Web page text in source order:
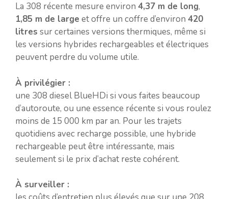
La 308 récente mesure environ 4,37 m de long,
1,85 m de large et offre un coffre d’environ 420
litres sur certaines versions thermiques, même si
les versions hybrides rechargeables et électriques
peuvent perdre du volume utile.
À privilégier :
une 308 diesel BlueHDi si vous faites beaucoup
d’autoroute, ou une essence récente si vous roulez
moins de 15 000 km par an. Pour les trajets
quotidiens avec recharge possible, une hybride
rechargeable peut être intéressante, mais
seulement si le prix d’achat reste cohérent.
À surveiller :